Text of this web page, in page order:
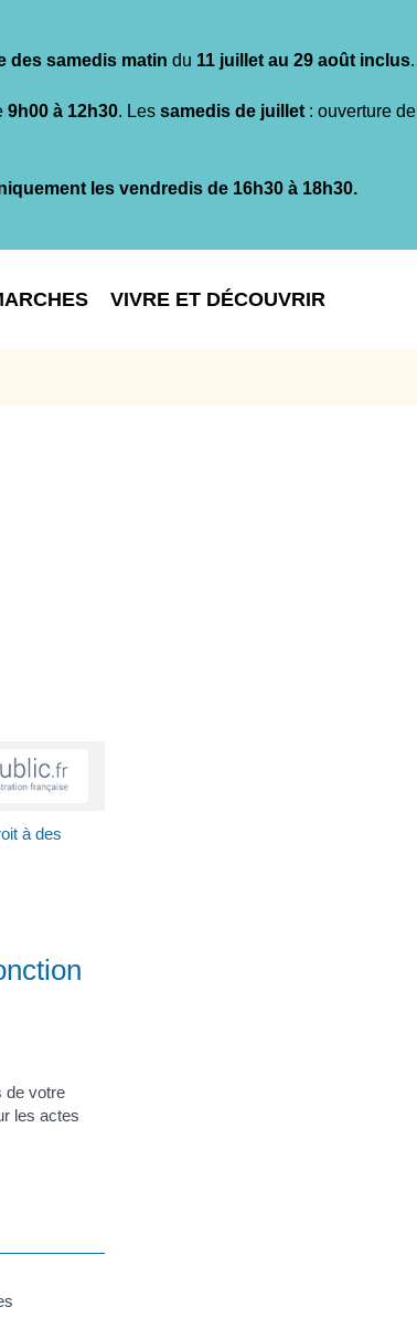
des samedis matin du 11 juillet au 29 août inclus.
9h00 à 12h30. Les samedis de juillet : ouverture de
les vendredis de 16h30 à 18h30.
VIVRE ET DÉCOUVRIR
à des
de votre
les actes